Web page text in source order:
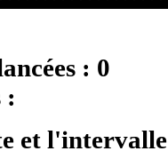
et
: 0
: